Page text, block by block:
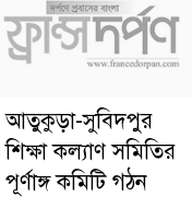
আতুকুড়া-সুবিদপুর
শিক্ষা কল্যাণ সমিতির
পূর্ণাঙ্গ কমিটি গঠন